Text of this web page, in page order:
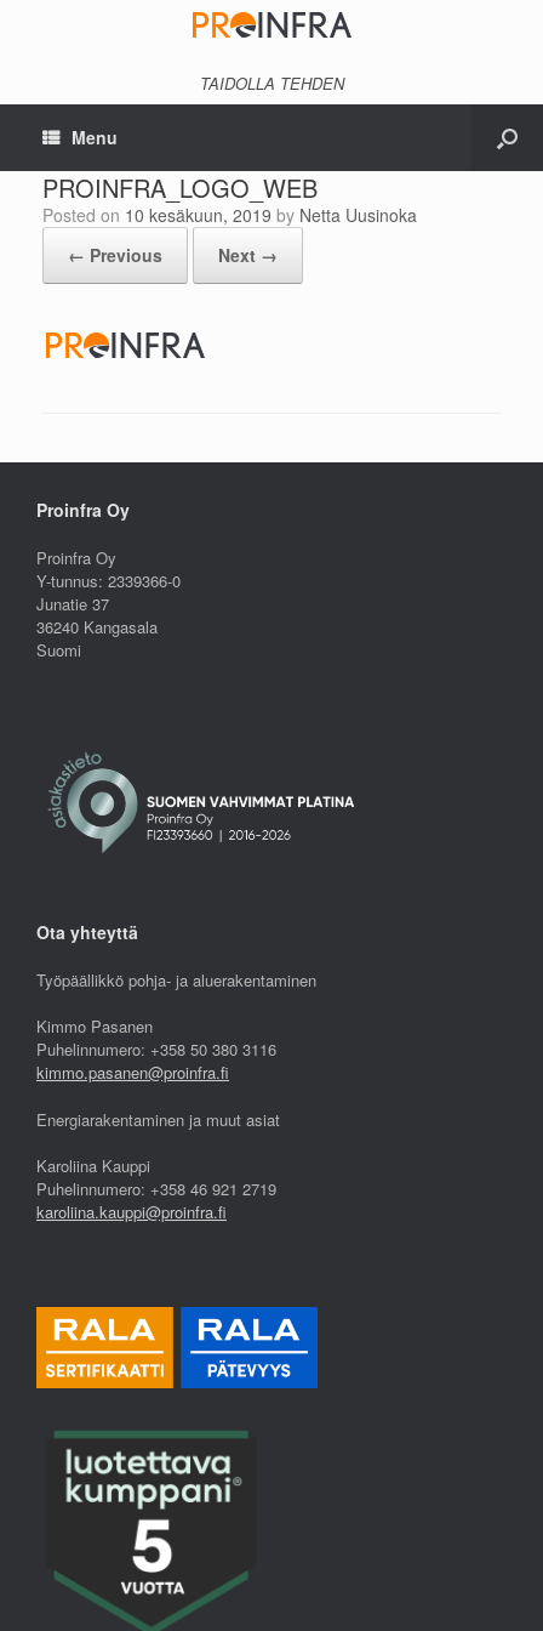
TAIDOLLA TEHDEN
Menu
PROINFRA_LOGO_WEB
Posted on 10 kesäkuun, 2019 by Netta Uusinoka
← Previous
Next →
Proinfra Oy
Proinfra Oy
Y-tunnus: 2339366-0
Junatie 37
36240 Kangasala
Suomi
Ota yhteyttä
Työpäällikkö pohja- ja aluerakentaminen
Kimmo Pasanen
Puhelinnumero: +358 50 380 3116
kimmo.pasanen@proinfra.fi
Energiarakentaminen ja muut asiat
Karoliina Kauppi
Puhelinnumero: +358 46 921 2719
karoliina.kauppi@proinfra.fi